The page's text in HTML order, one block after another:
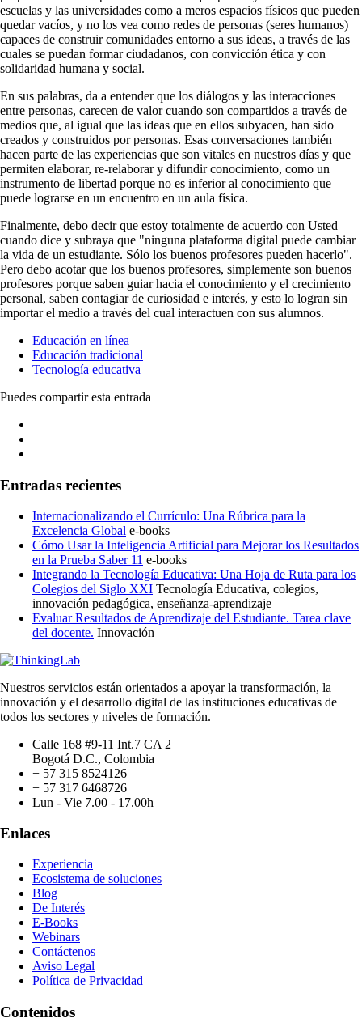
escuelas y las universidades como a meros espacios físicos que pueden
quedar vacíos, y no los vea como redes de personas (seres humanos)
capaces de construir comunidades entorno a sus ideas, a través de las
cuales se puedan formar ciudadanos, con convicción ética y con
solidaridad humana y social.
En sus palabras, da a entender que los diálogos y las interacciones
entre personas, carecen de valor cuando son compartidos a través de
medios que, al igual que las ideas que en ellos subyacen, han sido
creados y construidos por personas. Esas conversaciones también
hacen parte de las experiencias que son vitales en nuestros días y que
permiten elaborar, re-relaborar y difundir conocimiento, como un
instrumento de libertad porque no es inferior al conocimiento que
puede lograrse en un encuentro en un aula física.
Finalmente, debo decir que estoy totalmente de acuerdo con Usted
cuando dice y subraya que "ninguna plataforma digital puede cambiar
la vida de un estudiante. Sólo los buenos profesores pueden hacerlo".
Pero debo acotar que los buenos profesores, simplemente son buenos
profesores porque saben guiar hacia el conocimiento y el crecimiento
personal, saben contagiar de curiosidad e interés, y esto lo logran sin
importar el medio a través del cual interactuen con sus alumnos.
Educación en línea
Educación tradicional
Tecnología educativa
Puedes compartir esta entrada
Entradas recientes
Internacionalizando el Currículo: Una Rúbrica para la
Excelencia Global e-books
Cómo Usar la Inteligencia Artificial para Mejorar los Resultados
en la Prueba Saber 11 e-books
Integrando la Tecnología Educativa: Una Hoja de Ruta para los
Colegios del Siglo XXI Tecnología Educativa, colegios,
innovación pedagógica, enseñanza-aprendizaje
Evaluar Resultados de Aprendizaje del Estudiante. Tarea clave
del docente. Innovación
Nuestros servicios están orientados a apoyar la transformación, la
innovación y el desarrollo digital de las instituciones educativas de
todos los sectores y niveles de formación.
Calle 168 #9-11 Int.7 CA 2
Bogotá D.C., Colombia
+ 57 315 8524126
+ 57 317 6468726
Lun - Vie 7.00 - 17.00h
Enlaces
Experiencia
Ecosistema de soluciones
Blog
De Interés
E-Books
Webinars
Contáctenos
Aviso Legal
Política de Privacidad
Contenidos